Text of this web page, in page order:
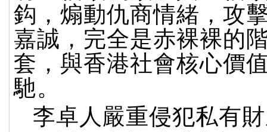
鈎，煽動仇商情緒，攻
嘉誠，完全是赤裸裸的
套，與香港社會核心價
馳。
李卓人嚴重侵犯私有